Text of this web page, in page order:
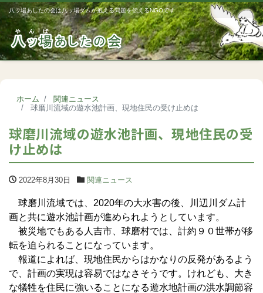
八ッ場あしたの会は八ッ場ダムが抱える問題を伝えるNGOです
ホーム
関連ニュース
球磨川流域の遊水池計画、現地住民の受け止めは
球磨川流域の遊水池計画、現地住民の受
け止めは
2022年8月30日 関連ニュース
球磨川流域では、2020年の大水害の後、川辺川ダム計
画と共に遊水池計画が進められようとしています。
被災地でもある人吉市、球磨村では、計約９０世帯が移
転を迫られることになっています。
報道によれば、現地住民からはかなりの反発があるよう
で、計画の実現は容易ではなさそうです。けれども、大き
な犠牲を住民に強いることになる遊水地計画の洪水調節容